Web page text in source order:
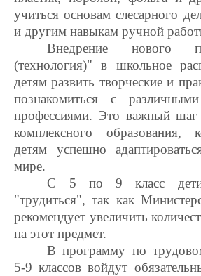
учиться основам слесарного
и другим навыкам ручной
Внедрение нового
(технология)" в школьное
детям развить творческие и
познакомиться с
профессиями. Это важный
комплексного образования,
детям успешно
мире.
С 5 по 9 класс дети
"трудиться", так как
рекомендует увеличить
на этот предмет.
В программу по
5-9 классов войдут